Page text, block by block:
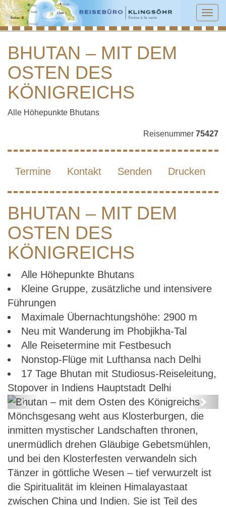
BHUTAN – MIT DEM OSTEN DES
KÖNIGREICHS
BHUTAN – MIT DEM
OSTEN DES
KÖNIGREICHS
Alle Höhepunkte Bhutans
Reisenummer 75427
Termine Kontakt Senden Drucken
BHUTAN – MIT DEM
OSTEN DES
KÖNIGREICHS
Alle Höhepunkte Bhutans
Kleine Gruppe, zusätzliche und intensivere
Führungen
Maximale Übernachtungshöhe: 2900 m
Neu mit Wanderung im Phobjikha-Tal
Alle Reisetermine mit Festbesuch
Nonstop-Flüge mit Lufthansa nach Delhi
17 Tage Bhutan mit Studiosus-Reiseleitung,
Stopover in Indiens Hauptstadt Delhi
Bhutan – mit dem Osten des
Königreichs
Previous
Next
Mönchsgesang weht aus Klosterburgen, die
inmitten mystischer Landschaften thronen,
unermüdlich drehen Gläubige Gebetsmühlen,
und bei den Klosterfesten verwandeln sich
Tänzer in göttliche Wesen – tief verwurzelt ist
die Spiritualität im kleinen Himalayastaat
zwischen China und Indien. Sie ist Teil des